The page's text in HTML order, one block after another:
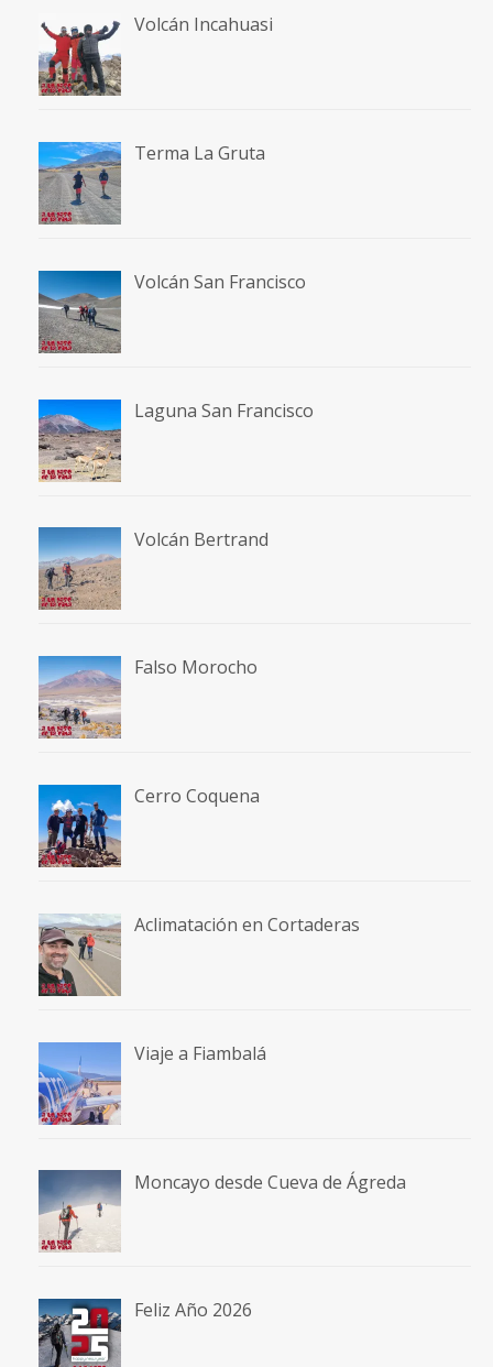
Volcán Incahuasi
Terma La Gruta
Volcán San Francisco
Laguna San Francisco
Volcán Bertrand
Falso Morocho
Cerro Coquena
Aclimatación en Cortaderas
Viaje a Fiambalá
Moncayo desde Cueva de Ágreda
Feliz Año 2026